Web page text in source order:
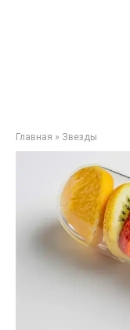
Главная » Звезды